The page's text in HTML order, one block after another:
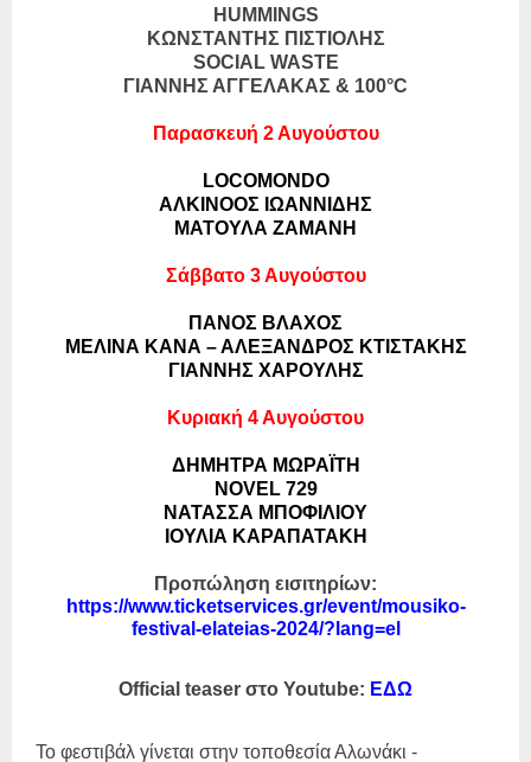
HUMMINGS
ΚΩΝΣΤΑΝΤΗΣ ΠΙΣΤΙΟΛΗΣ
SOCIAL WASTE
ΓΙΑΝΝΗΣ ΑΓΓΕΛΑΚΑΣ & 100°C
Παρασκευή 2 Αυγούστου
LOCOMONDO
ΑΛΚΙΝΟΟΣ ΙΩΑΝΝΙΔΗΣ
ΜΑΤΟΥΛΑ ΖΑΜΑΝΗ
Σάββατο 3 Αυγούστου
ΠΑΝΟΣ ΒΛΑΧΟΣ
ΜΕΛΙΝΑ ΚΑΝΑ – ΑΛΕΞΑΝΔΡΟΣ ΚΤΙΣΤΑΚΗΣ
ΓΙΑΝΝΗΣ ΧΑΡΟΥΛΗΣ
Κυριακή 4 Αυγούστου
ΔΗΜΗΤΡΑ ΜΩΡΑΪΤΗ
NOVEL729
ΝΑΤΑΣΣΑ ΜΠΟΦΙΛΙΟΥ
ΙΟΥΛΙΑ ΚΑΡΑΠΑΤΑΚΗ
Προπώληση εισιτηρίων:
https://www.ticketservices.gr/event/mousiko-
festival-elateias-2024/?lang=el
Official teaser στο Youtube: ΕΔΩ
Το φεστιβάλ γίνεται στην τοποθεσία Αλωνάκι -